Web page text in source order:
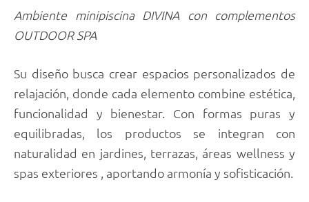
Ambiente minipiscina DIVINA con complementos
OUTDOOR SPA
Su diseño busca crear espacios personalizados de
relajación, donde cada elemento combine estética,
funcionalidad y bienestar. Con formas puras y
equilibradas, los productos se integran con
naturalidad en jardines, terrazas, áreas wellness y
spas exteriores , aportando armonía y sofisticación.